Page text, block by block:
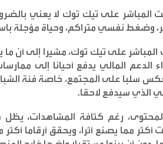
المباشر على تيك توك لا يعني
وضغط نفسي متراكم، وحياة مؤجلة
المباشر على تيك توك، مشيرا إلى أن
الدعم المالي يدفع أحيانا إلى
سلبا على المجتمع، خاصة فئة
الذي سيدفع لاحقا.
رغم كثافة المشاهدات، يظل
مما يصنع أثرا، ويحقق أرقاما أكثر